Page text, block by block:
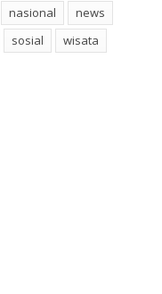
nasional
news
sosial wisata